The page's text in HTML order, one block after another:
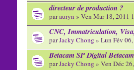
directeur de production ?
parauryn » Ven Mar 18, 2011
CNC, Immatriculation,
parJacky Chong » Lun Fév
Betacam SP Digital
parJacky Chong » Ven Déc